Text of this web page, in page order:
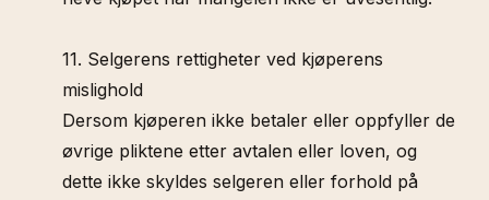
11. Selgerens rettigheter ved kjøperens
mislighold
Dersom kjøperen ikke betaler eller oppfyller de
øvrige pliktene etter avtalen eller loven, og
dette ikke skyldes selgeren eller forhold på